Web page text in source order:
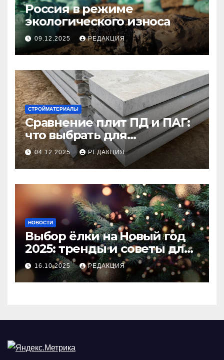
Россия в режиме
экологического износа
09.12.2025 РЕДАКЦИЯ
СТРОЙМАТЕРИАЛЫ
Сравнение плит ПД и ПАГ:
что выбрать для
долговечного и прочного
покрытия
04.12.2025 РЕДАКЦИЯ
НОВОСТИ
Выбор ёлки на Новый год
2025: тренды и советы для
идеального праздника
16.10.2025 РЕДАКЦИЯ